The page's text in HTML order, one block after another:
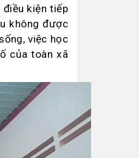
điều kiện tiếp
không được
việc học
của toàn xã